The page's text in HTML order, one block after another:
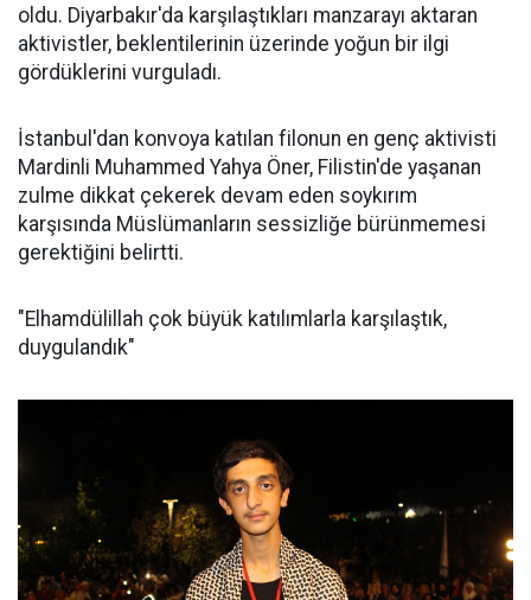
oldu. Diyarbakır'da karşılaştıkları manzarayı aktaran
aktivistler, beklentilerinin üzerinde yoğun bir ilgi
gördüklerini vurguladı.
İstanbul'dan konvoya katılan filonun en genç aktivisti
Mardinli Muhammed Yahya Öner, Filistin'de yaşanan
zulme dikkat çekerek devam eden soykırım
karşısında Müslümanların sessizliğe bürünmemesi
gerektiğini belirtti.
"Elhamdülillah çok büyük katılımlarla karşılaştık,
duygulandık"